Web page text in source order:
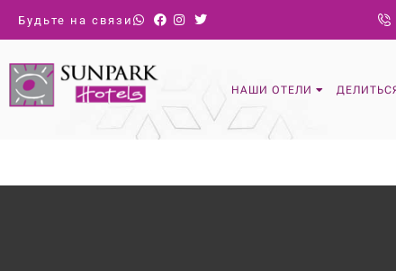
Будьте на связи
НАШИ ОТЕЛИ